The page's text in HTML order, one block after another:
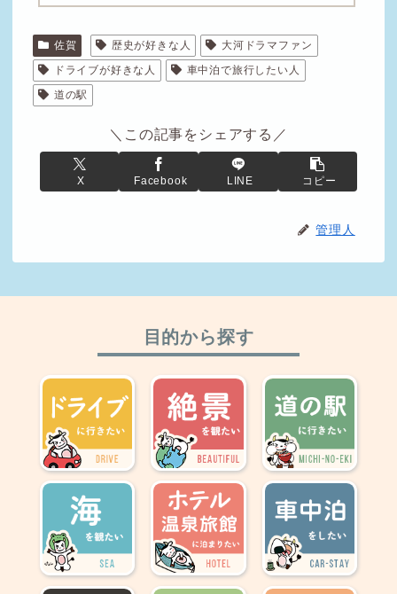
佐賀 歴史が好きな人
大河ドラマファン
ドライブが好きな人
車中泊で旅行したい人
道の駅
＼この記事をシェアする／
X Facebook LINE コピー
管理人
目的から探す